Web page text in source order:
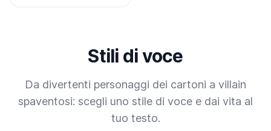
Stili di voce
Da divertenti personaggi dei cartoni a villain
spaventosi: scegli uno stile di voce e dai vita al
tuo testo.